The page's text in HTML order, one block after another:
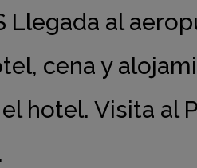
Llegada al
cena y
hotel. Visita al